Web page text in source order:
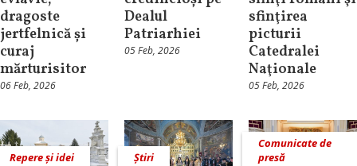
dragoste
jertfelnică și
curaj
mărturisitor
06 Feb, 2026
Dealul
Patriarhiei
05 Feb, 2026
sfinţirea
picturii
Catedralei
Naţionale
05 Feb, 2026
Repere și idei Știri
Comunicate de
presă